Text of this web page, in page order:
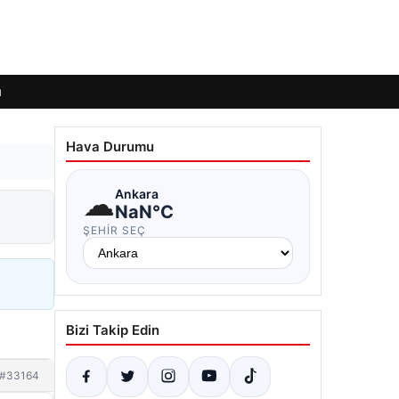
#33164
Hava Durumu
☁Ankara
NaN°C
ŞEHIR SEÇ
Bizi Takip Edin